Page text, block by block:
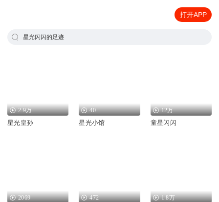
打开APP
星光闪闪的足迹
2.9万
星光皇孙
40
星光小馆
12万
童星闪闪
2069 472 1.8万